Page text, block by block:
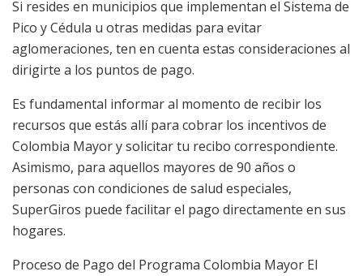
Si resides en municipios que implementan el Sistema de
Pico y Cédula u otras medidas para evitar
aglomeraciones, ten en cuenta estas consideraciones al
dirigirte a los puntos de pago.
Es fundamental informar al momento de recibir los
recursos que estás allí para cobrar los incentivos de
Colombia Mayor y solicitar tu recibo correspondiente.
Asimismo, para aquellos mayores de 90 años o
personas con condiciones de salud especiales,
SuperGiros puede facilitar el pago directamente en sus
hogares.
Proceso de Pago del Programa Colombia Mayor El